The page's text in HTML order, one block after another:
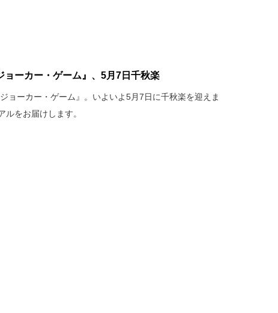
ョーカー・ゲーム』、5月7日千秋楽
ョーカー・ゲーム』。いよいよ5月7日に千秋楽を迎えま
ルをお届けします。